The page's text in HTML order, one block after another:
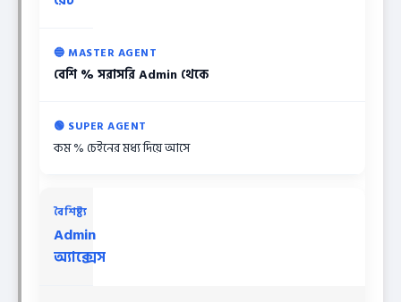
বেশি % সরাসরি Admin থেকে
কম % চেইনের মধ্য দিয়ে আসে
Admin
অ্যাক্সেস